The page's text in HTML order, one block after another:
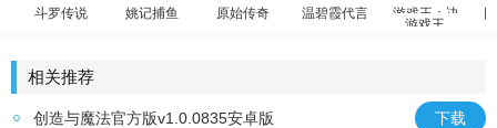
斗罗传说
姚记捕鱼
原始传奇
温碧霞代言
游戏王
相关推荐
创造与魔法官方版v1.0.0835安卓版 下载